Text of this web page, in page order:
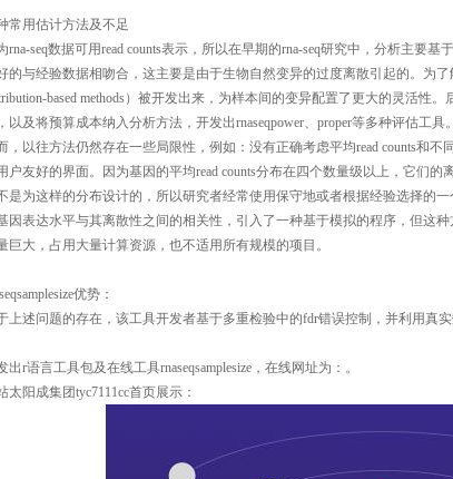
常用估计方法及不足
rna-seq数据可用read counts表示，所以在早期的rna-seq研究中，分析主要基
的与经验数据相吻合，这主要是由于生物自然变异的过度离散引起的。为
based methods）被开发出来，为样本间的变异配置了更大的灵活性
以及将预算成本纳入分析方法，开发出rnaseqpower、 proper等多种评估工具。
，以往方法仍然存在一些局限性，例如：没有正确考虑平均read counts和
户友好的界面。因为基因的平均read counts分布在四个数量级以上，它们
是为这样的分布设计的，所以研究者经常使用保守地或者根据经验选择的
因表达水平与其离散性之间的相关性，引入了一种基于模拟的程序，但这
巨大，占用大量计算资源，也不适用所有规模的项目。
优势：
上述问题的存在，该工具开发者基于多重检验中的fdr错误控制，并利用真
出r语言工具包及在线工具rnaseqsamplesize ，在线网址为： 。
太阳成集团tyc7111cc首页展示：